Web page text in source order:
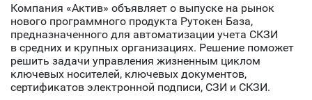
Компания «Актив» объявляет о выпуске на рынок
нового программного продукта Рутокен База,
предназначенного для автоматизации учета СКЗИ
в средних и крупных организациях. Решение поможет
решить задачи управления жизненным циклом
ключевых носителей, ключевых документов,
сертификатов электронной подписи, СЗИ и СКЗИ.